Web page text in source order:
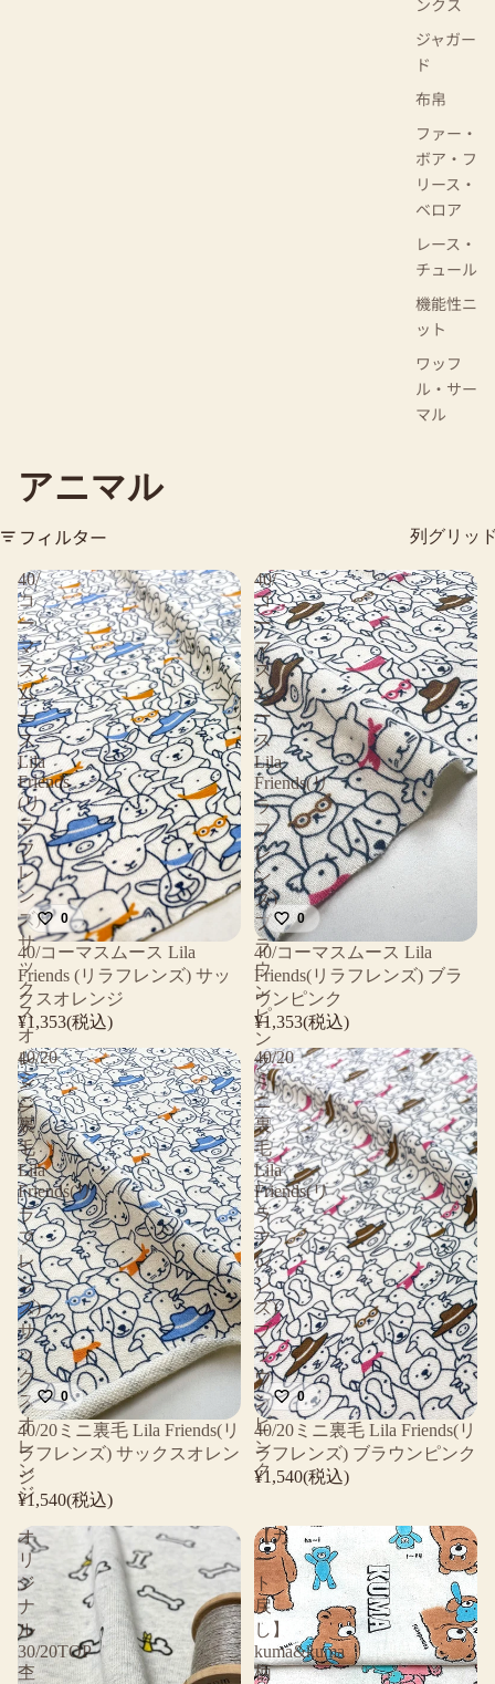
ジャガー
ド
布帛
ファー・
ボア・フ
リース・
ベロア
レース・
チュール
機能性ニ
ット
ワッフ
ル・サー
マル
アニマル
フィルター 列グリッ
40/
コ
ー
マ
ス
ム
ー
ス
Lila
Friends
(リ
ラ
フ
レ
ン
ズ)
サ
ッ
ク
ス
オ
レ
ン
ジ
0
40/コーマスムース Lila
Friends (リラフレンズ) サッ
クスオレンジ
¥1,353(税込)
40/
コ
ー
マ
ス
ム
ー
ス
Lila
Friends(リ
ラ
フ
レ
ン
ズ)
ブ
ラ
ウ
ン
ピ
ン
ク
0
40/コーマスムース Lila
Friends(リラフレンズ) ブラ
ウンピンク
¥1,353(税込)
40/20
ミ
ニ
裏
毛
Lila
Friends(リ
ラ
フ
レ
ン
ズ)
サ
ッ
ク
ス
オ
レ
ン
ジ
0
40/20ミニ裏毛 Lila Friends(リ
ラフレンズ) サックスオレン
ジ
¥1,540(税込)
40/20
ミ
ニ
裏
毛
Lila
Friends(リ
ラ
フ
レ
ン
ズ)
ブ
ラ
ウ
ン
ピ
ン
ク
0
40/20ミニ裏毛 Lila Friends(リ
ラフレンズ) ブラウンピンク
¥1,540(税込)
オ
リ
ジ
ナ
ル
30/20TOP
杢
【カ
ー
ト
戻
し】
kuma&kuma
柄